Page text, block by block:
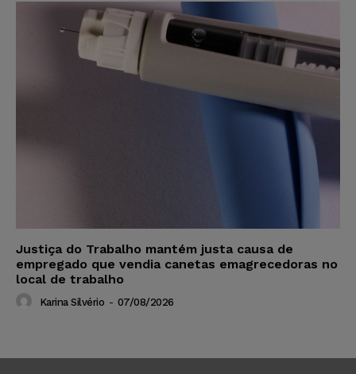
Justiça do Trabalho mantém justa causa de
empregado que vendia canetas emagrecedoras no
local de trabalho
Karina Silvério - 07/08/2026